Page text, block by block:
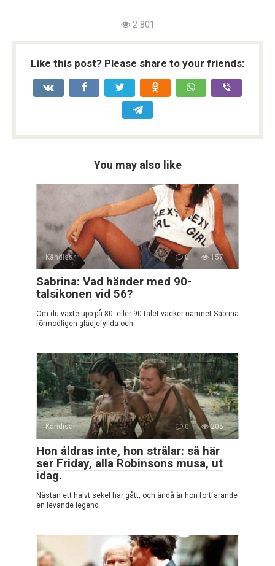
2 801
Like this post? Please share to your friends:
You may also like
Kändisar 0 157
Sabrina: Vad händer med 90-
talsikonen vid 56?
Om du växte upp på 80- eller 90-talet väcker namnet Sabrina
förmodligen glädjefyllda och
Kändisar 0 205
Hon åldras inte, hon strålar: så här
ser Friday, alla Robinsons musa, ut
idag.
Nästan ett halvt sekel har gått, och ändå är hon fortfarande
en levande legend